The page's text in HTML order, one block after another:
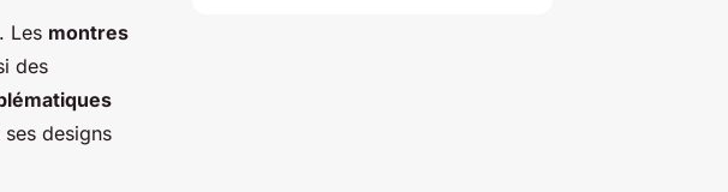
Les montres
des
designs